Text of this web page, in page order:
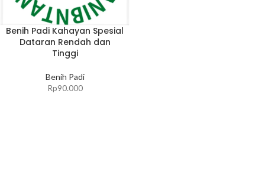
Benih Padi Kahayan Spesial
Dataran Rendah dan
Tinggi
Benih Padi
Rp90.000